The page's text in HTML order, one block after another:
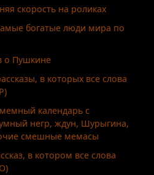
скорость на роликах
богатые люди мира по
о Пушкине
в которых все слова
календарь с
негр, ждун, Шурыгина,
смешные мемасы
в котором все слова